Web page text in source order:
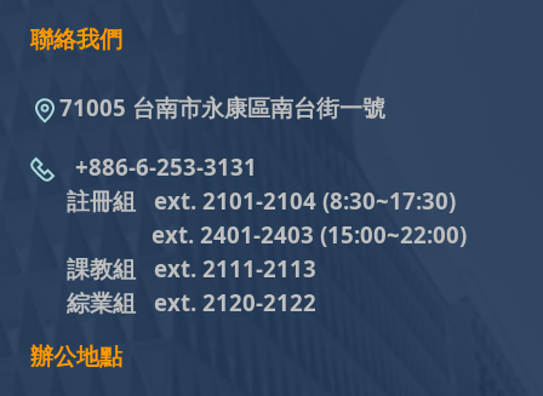
聯絡我們
71005 台南市永康區南台街一號
+886-6-253-3131
註冊組 ext. 2101-2104 (8:30~17:30)
ext. 2401-2403 (15:00~22:00)
課教組 ext. 2111-2113
綜業組
ext. 2120-2122
辦公地點